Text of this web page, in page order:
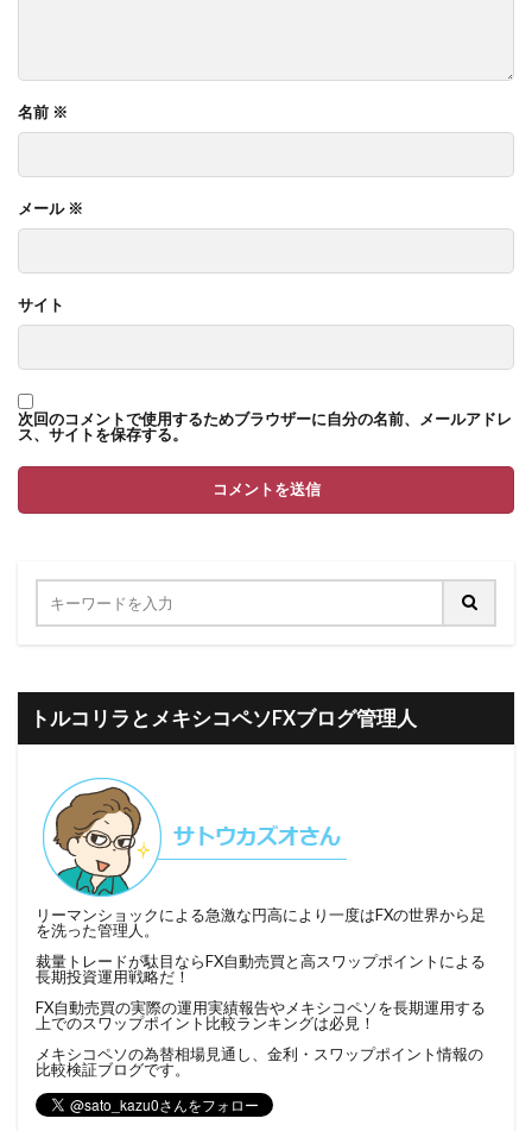
名前 ※
メール ※
サイト
次回のコメントで使用するためブラウザーに自分の名前、メールアドレ
ス、サイトを保存する。
トルコリラとメキシコペソFXブログ管理人
リーマンショックによる急激な円高により一度はFXの世界から足
を洗った管理人。
裁量トレードが駄目ならFX自動売買と高スワップポイントによる
長期投資運用戦略だ！
FX自動売買の実際の運用実績報告やメキシコペソを長期運用する
上でのスワップポイント比較ランキングは必見！
メキシコペソの為替相場見通し、金利・スワップポイント情報の
比較検証ブログです。